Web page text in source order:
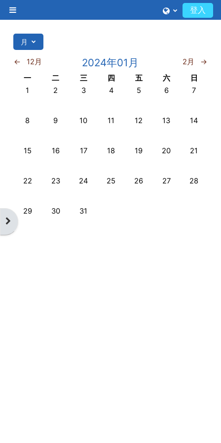
側板
登入
開啟區塊
月
← 12月 2024年01月 2月
→
星期一
一 星期二
二 星期三
三 星期四
四 星期五
五 星期六
六 星期日
日
No events, 01月 1日 星期一
1 No events, 01月 2日 星期二
2 No events, 01月 3日 星期三
3 No events, 01月 4日 星期四
4 No events, 01月 5日 星期
5 No events, 01月
6 No
7
No events, 01月 8日 星期一
8 No events, 01月 9日 星期二
9 No events, 01月 10日 星期三
10 No events, 01月 11日 星期四
11 No events, 01月 12日 星
12 No events, 01月
13 No
14
No events, 01月 15日 星期一
15 No events, 01月 16日 星期二
16 No events, 01月 17日 星期三
17 No events, 01月 18日 星期四
18 No events, 01月 19日 星
19 No events, 01月
20 No
21
No events, 01月 22日 星期一
22 No events, 01月 23日 星期二
23 No events, 01月 24日 星期三
24 No events, 01月 25日 星期四
25 No events, 01月 26日 星
26 No events, 01月
27 No
28
No events, 01月 29日 星期一
29 No events, 01月 30日 星期二
30 No events, 01月 31日 星期三
31